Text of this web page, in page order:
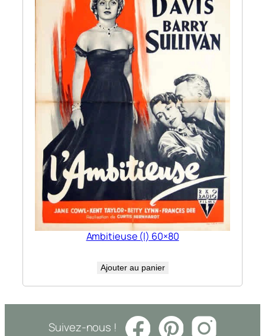
Ambitieuse (l) 60×80
Ajouter au panier
Suivez-nous !